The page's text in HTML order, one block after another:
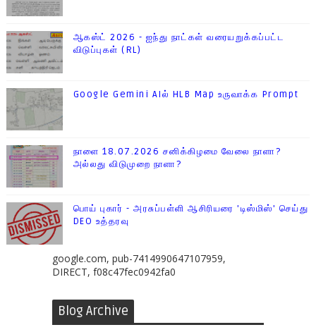
ஆகஸ்ட் 2026 - ஐந்து நாட்கள் வரையறுக்கப்பட்ட
விடுப்புகள் (RL)
Google Gemini AIல் HLB Map உருவாக்க Prompt
நாளை 18.07.2026 சனிக்கிழமை வேலை நாளா?
அல்லது விடுமுறை நாளா?
பொய் புகார் - அரசுப்பள்ளி ஆசிரியரை 'டிஸ்மிஸ்' செய்து
DEO உத்தரவு
google.com, pub-7414990647107959,
DIRECT, f08c47fec0942fa0
Blog Archive